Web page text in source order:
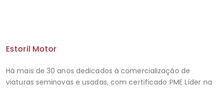
Estoril Motor
Há mais de 30 anos dedicados à comercialização de
viaturas seminovas e usadas, com certificado PME Líder na